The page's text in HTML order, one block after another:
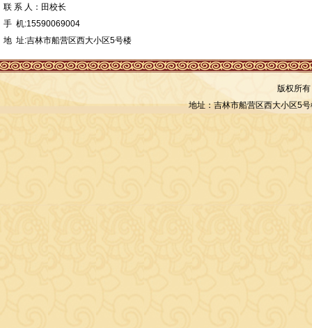
联 系 人：田校长
手 机:15590069004
地 址:吉林市船营区西大小区5号楼
版权所
地址：吉林市船营区西大小区5